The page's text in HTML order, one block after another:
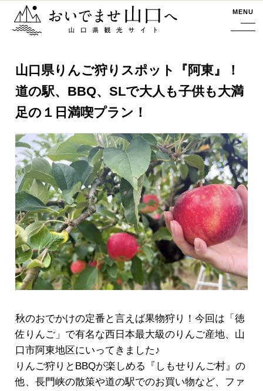
おいでませ山口へー山口県観光サイト MENU
山口県りんご狩りスポット『阿東』！
道の駅、BBQ、SLで大人も子供も大満
足の１日満喫プラン！
秋のおでかけの定番と言えば果物狩り！今回は「徳
佐りんご」で有名な西日本最大級のりんご産地、山
口市阿東地区にいってきました♪
りんご狩りとBBQが楽しめる『しもせりんご村』の
他、長門峡の散策や道の駅でのお買い物など、ファ